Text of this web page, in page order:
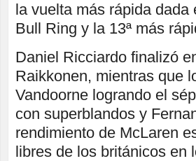
la vuelta más rápida
Bull Ring y la 13ª más
Daniel Ricciardo finalizó
Raikkonen, mientras que
Vandoorne logrando el
con superblandos y
rendimiento de McLaren
libres de los británicos en